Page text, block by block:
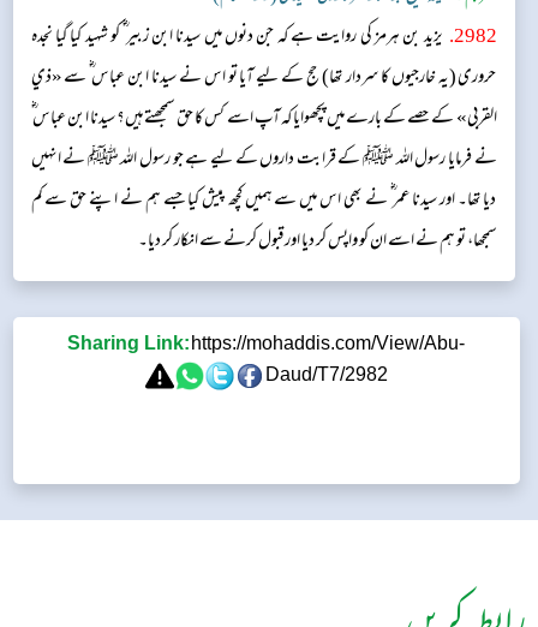
2982
. یزید بن ہرمز کی روایت ہے کہ جن دنوں میں سیدنا ابن زبیر ؓ کو شہید کیا گیا نجدہ
حروری (یہ خارجیوں کا سردار تھا) حج کے لیے آیا تو اس نے سیدنا ابن عباس ؓ سے «ذي
القربى» کے حصے کے بارے میں پچھوایا کہ آپ اسے کس کا حق سمجھتے ہیں؟ سیدنا ابن عباس ؓ
نے فرمایا رسول اللہ ﷺ کے قرابت داروں کے لیے ہے جو رسول اللہ ﷺ نے انہیں
دیا تھا۔ اور سیدنا عمر ؓ نے بھی اس میں سے ہمیں کچھ پیش کیا جسے ہم نے اپنے حق سے کم
سمجھا، تو ہم نے اسے ان کو واپس کر دیا اور قبول کرنے سے انکار کر دیا۔
Sharing Link: https://mohaddis.com/View/Abu-
Daud/T7/2982